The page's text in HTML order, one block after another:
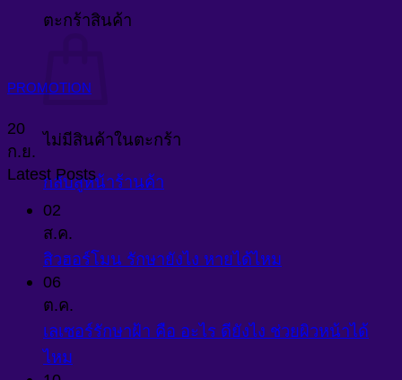
ตะกร้าสินค้า
ไม่มีสินค้าในตะกร้า
กลับสู่หน้าร้านค้า
PROMOTION
20
ก.ย.
Latest Posts
02
ส.ค.
สิวฮอร์โมน รักษายังไง หายได้ไหม
06
ต.ค.
เลเซอร์รักษาฝ้า คือ อะไร ดียังไง ช่วยผิวหน้าได้
ไหม